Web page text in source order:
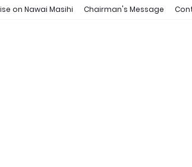
Chairman's Message
on Nawai Masihi